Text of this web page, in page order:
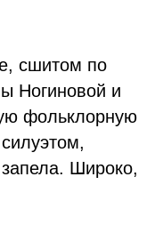
сшитом по
Ногиновой и
фольклорную
Широко,